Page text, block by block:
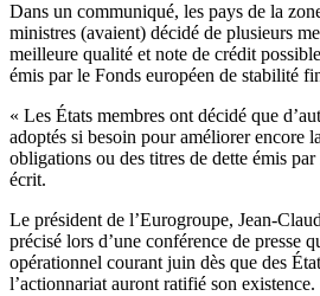
Dans un communiqué, les pays de la
ministres (avaient) décidé de plusieurs
meilleure qualité et note de crédit
émis par le Fonds européen de stabilité
« Les États membres ont décidé que
adoptés si besoin pour améliorer encore
obligations ou des titres de dette émis
écrit.
Le président de l’Eurogroupe, Jean-
précisé lors d’une conférence de presse
opérationnel courant juin dès que des
l’actionnariat auront ratifié son existence.